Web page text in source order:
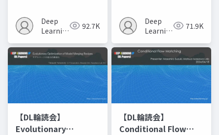
Deep
Learning
92.7K
Deep
Learning
71.9K
【DL輪読会】
Evolutionary
【DL輪読会】
Conditional Flow